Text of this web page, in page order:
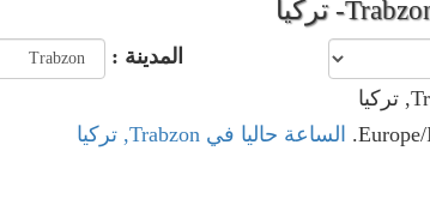
المدينة :
الساعة حاليا في Trabzon, تركيا